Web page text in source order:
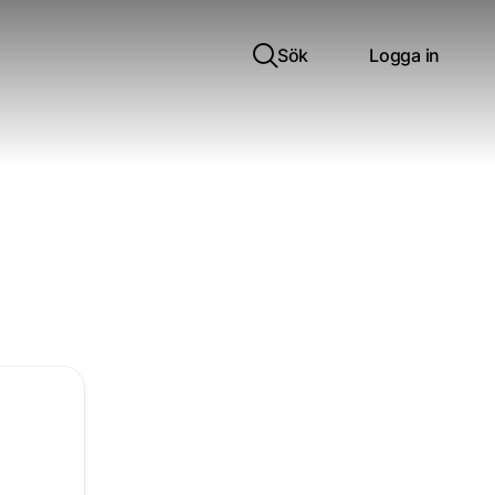
Sök Logga in